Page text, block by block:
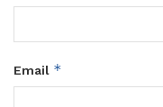
Email *